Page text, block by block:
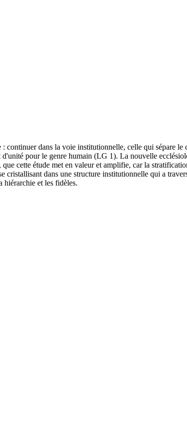
dans la voie institutionnelle, celle qui sépare le
pour le genre humain (LG 1). La nouvelle
cette étude met en valeur et amplifie, car la
dans une structure institutionnelle qui a
hiérarchie et les fidèles.